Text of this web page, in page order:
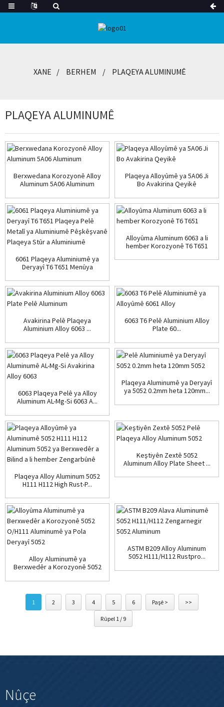
XANE BERHEM PLAQEYA ALUMINUMÊ
PLAQEYA ALUMINUMÊ
Berxwedana Korozyonê Alloy
Aluminum 5A06 Aluminum
Plaqeya Alloyûmê ya 5A06 Ji
Bo Avakirina Qeyikê
6061 Plaqeya Aluminiumê ya
Deryayî T6 T651 Menûya
Alloyûma Aluminum 6063 a li
hember Korozyonê T6 T651
Avakirina Pelê Plaqeya
Aluminium Alloy 6063 ...
6063 T6 Pelê Aluminium Alloy
Plate 60...
6063 Plaqeya Pelê ya Alloy
Aluminum AL-Mg-Si 6063 A...
Plaqeya Aluminumê ya Deryayî
ya 5052 0.2mm heta 120mm...
Plaqeya Alloy Aluminum 5052
H111 H112 High Rust-P...
Keştiyên Zextê 5052
Aluminum Alloy Plate Sheet ...
Alloy Aluminumê ya
Berxwedêr a Korozyonê 5052
ASTM B209 Alloy Aluminum
5052 H111/H112 Rustpro...
1 2 3 4 5 6 Paşê > >>
Rûpel 1 / 9
Nûçe